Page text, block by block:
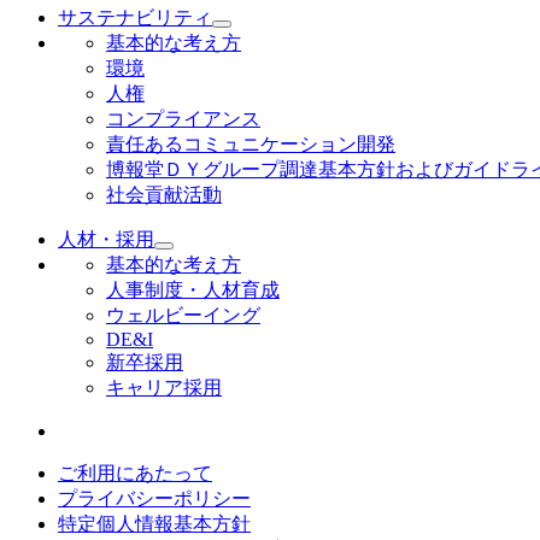
サステナビリティ
基本的な考え方
環境
人権
コンプライアンス
責任あるコミュニケーション開発
博報堂ＤＹグループ調達基本方針およびガイドラ
社会貢献活動
人材・採用
基本的な考え方
人事制度・人材育成
ウェルビーイング
DE&I
新卒採用
キャリア採用
ご利用にあたって
プライバシーポリシー
特定個人情報基本方針